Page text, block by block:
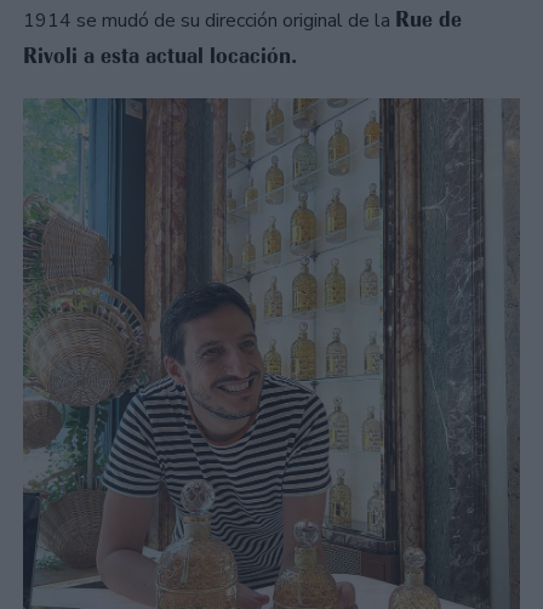
1914 se mudó de su dirección original de la Rue de
Rivoli a esta actual locación.